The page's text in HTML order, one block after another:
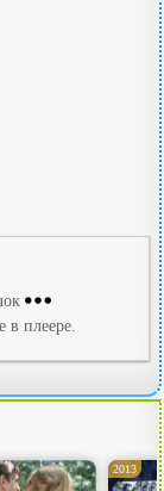
в плеере.
2013